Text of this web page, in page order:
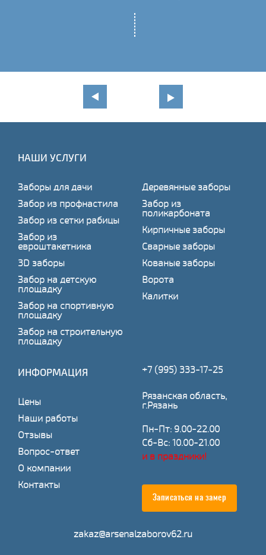
НАШИ УСЛУГИ
Заборы для дачи
Забор из профнастила
Забор из сетки рабицы
Забор из
евроштакетника
3D заборы
Забор на детскую
площадку
Забор на спортивную
площадку
Забор на строительную
площадку
Деревянные заборы
Забор из
поликарбоната
Кирпичные заборы
Сварные заборы
Кованые заборы
Ворота
Калитки
ИНФОРМАЦИЯ
Цены
Наши работы
Отзывы
Вопрос-ответ
О компании
Контакты
+7 (995) 333-17-25
Рязанская область,
г.Рязань
Пн-Пт: 9.00-22.00
Сб-Вс: 10.00-21.00
и в праздники!
Записаться на замер
zakaz@arsenalzaborov62.ru